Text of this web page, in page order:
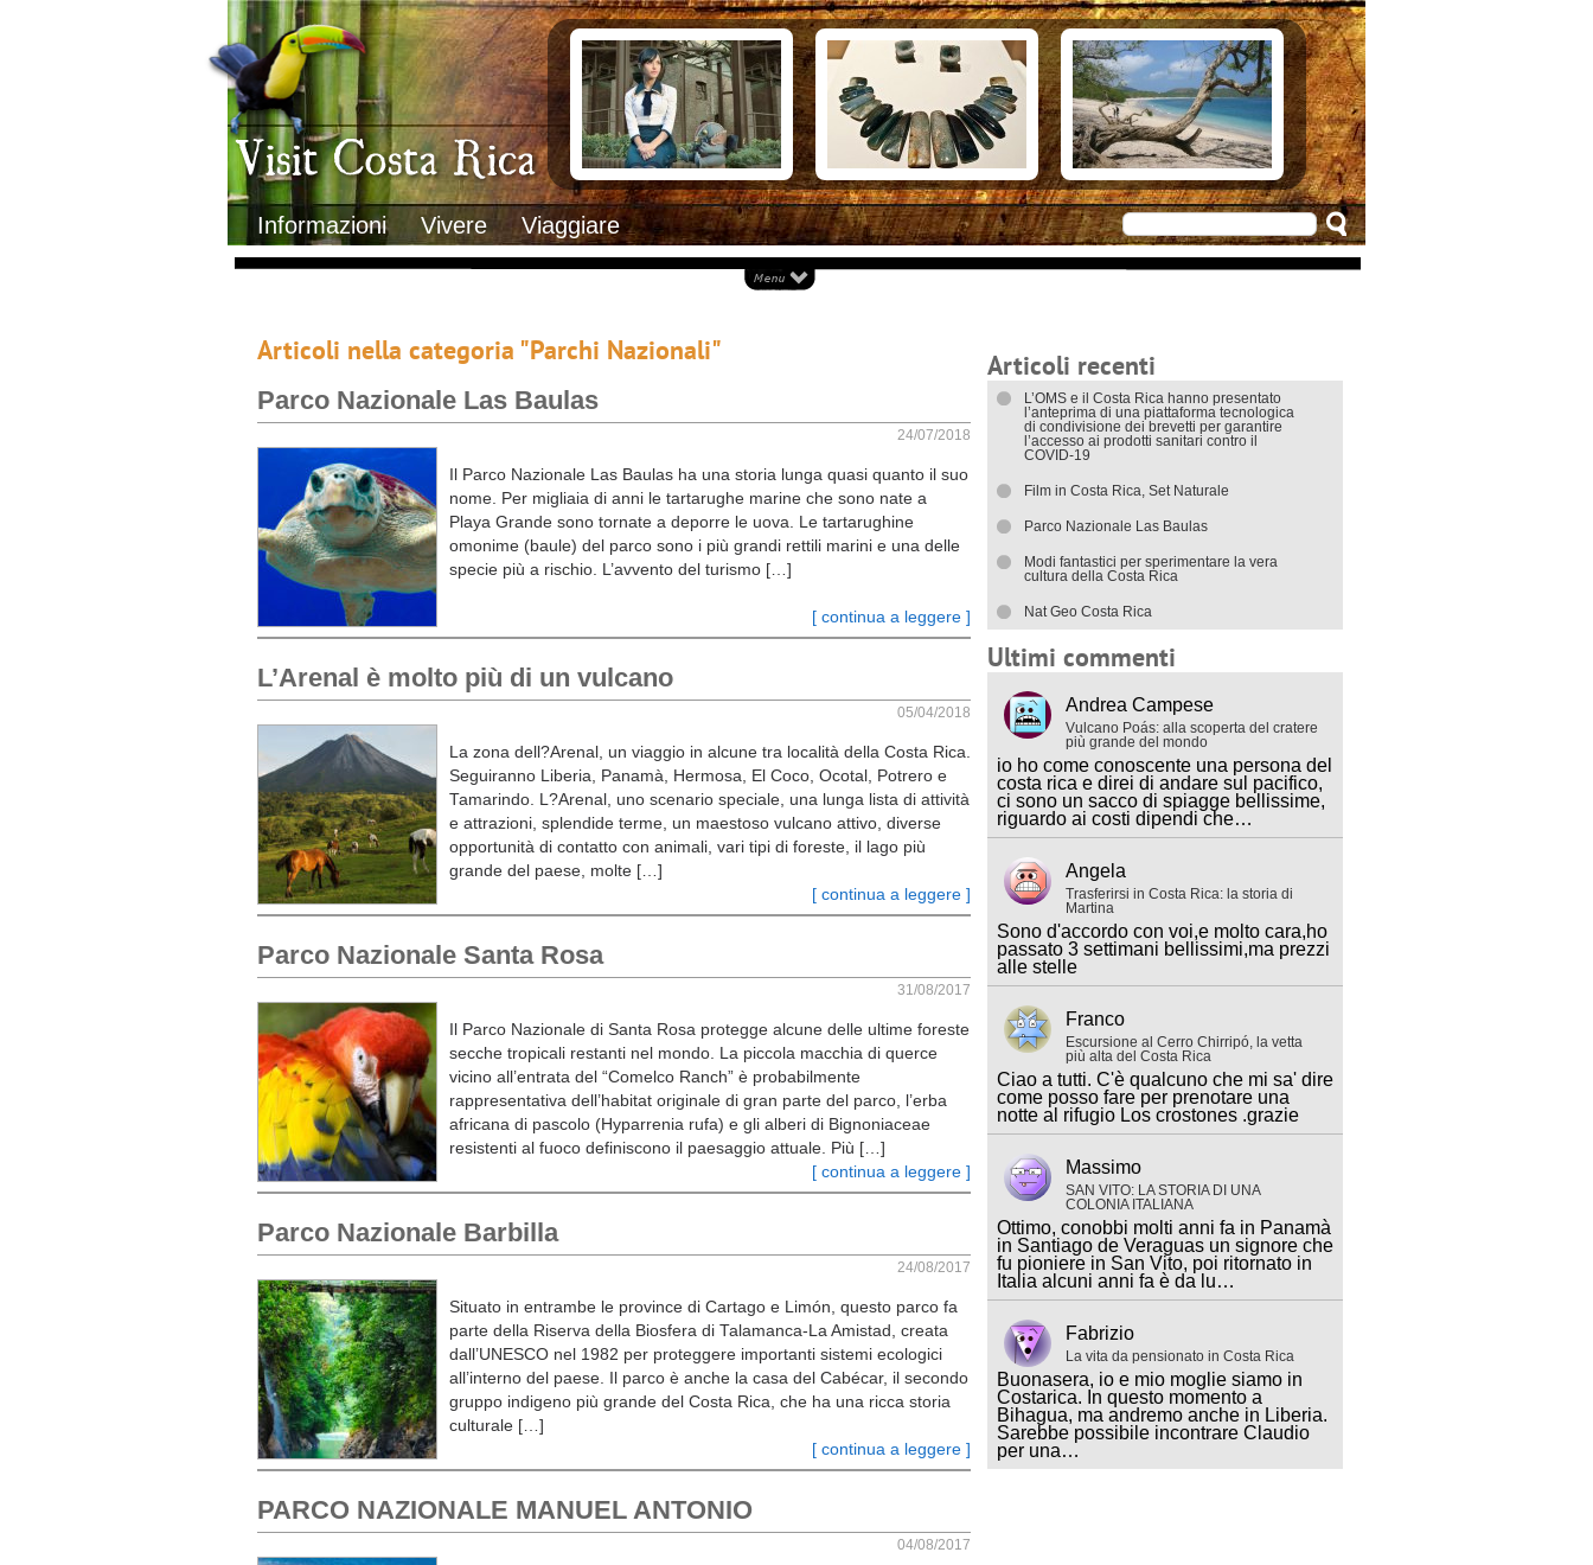
Visit Costa Rica
Informazioni Vivere Viaggiare
Clima
Geografia
Informazioni Geografiche
Letteratura e cultura
Gastronomia
Lo sapevi che
Musica
Natura
Storia
Trasporti Interni
Documenti necessari per trasferirsi
Italiani in Costa Rica
L’ambasciata italiana
Opportunità lavorative
Alloggiare in Costarica
Arrivare in Costarica
Cosa vedere
Attrazioni principali
Ecoturismo
Eventi e appuntamenti
Isole
Parchi Nazionali
Spiagge
Documenti di viaggio
I trasporti interni
Articoli nella categoria "Parchi Nazionali"
Parco Nazionale Las Baulas
24/07/2018
[ continua a leggere ]
Il Parco Nazionale Las Baulas ha una storia lunga quasi quanto il suo
nome. Per migliaia di anni le tartarughe marine che sono nate a
Playa Grande sono tornate a deporre le uova. Le tartarughine
omonime (baule) del parco sono i più grandi rettili marini e una delle
specie più a rischio. L’avvento del turismo […]
L’Arenal è molto più di un vulcano
05/04/2018
[ continua a leggere ]
La zona dell?Arenal, un viaggio in alcune tra località della Costa Rica.
Seguiranno Liberia, Panamà, Hermosa, El Coco, Ocotal, Potrero e
Tamarindo. L?Arenal, uno scenario speciale, una lunga lista di attività
e attrazioni, splendide terme, un maestoso vulcano attivo, diverse
opportunità di contatto con animali, vari tipi di foreste, il lago più
grande del paese, molte […]
Parco Nazionale Santa Rosa
31/08/2017
[ continua a leggere ]
Il Parco Nazionale di Santa Rosa protegge alcune delle ultime foreste
secche tropicali restanti nel mondo. La piccola macchia di querce
vicino all’entrata del “Comelco Ranch” è probabilmente
rappresentativa dell’habitat originale di gran parte del parco, l’erba
africana di pascolo (Hyparrenia rufa) e gli alberi di Bignoniaceae
resistenti al fuoco definiscono il paesaggio attuale. Più […]
Parco Nazionale Barbilla
24/08/2017
[ continua a leggere ]
Situato in entrambe le province di Cartago e Limón, questo parco fa
parte della Riserva della Biosfera di Talamanca-La Amistad, creata
dall’UNESCO nel 1982 per proteggere importanti sistemi ecologici
all’interno del paese. Il parco è anche la casa del Cabécar, il secondo
gruppo indigeno più grande del Costa Rica, che ha una ricca storia
culturale […]
PARCO NAZIONALE MANUEL ANTONIO
04/08/2017
Articoli recenti
L’OMS e il Costa Rica hanno presentato
l’anteprima di una piattaforma tecnologica
di condivisione dei brevetti per garantire
l’accesso ai prodotti sanitari contro il
COVID-19
Film in Costa Rica, Set Naturale
Parco Nazionale Las Baulas
Modi fantastici per sperimentare la vera
cultura della Costa Rica
Nat Geo Costa Rica
Ultimi commenti
Andrea Campese
Vulcano Poás: alla scoperta del cratere
più grande del mondo
io ho come conoscente una persona del
costa rica e direi di andare sul pacifico,
ci sono un sacco di spiagge bellissime,
riguardo ai costi dipendi che…
Angela
Trasferirsi in Costa Rica: la storia di
Martina
Sono d'accordo con voi,e molto cara,ho
passato 3 settimani bellissimi,ma prezzi
alle stelle
Franco
Escursione al Cerro Chirripó, la vetta
più alta del Costa Rica
Ciao a tutti. C'è qualcuno che mi sa' dire
come posso fare per prenotare una
notte al rifugio Los crostones .grazie
Massimo
SAN VITO: LA STORIA DI UNA
COLONIA ITALIANA
Ottimo, conobbi molti anni fa in Panamà
in Santiago de Veraguas un signore che
fu pioniere in San Vito, poi ritornato in
Italia alcuni anni fa è da lu…
Fabrizio
La vita da pensionato in Costa Rica
Buonasera, io e mio moglie siamo in
Costarica. In questo momento a
Bihagua, ma andremo anche in Liberia.
Sarebbe possibile incontrare Claudio
per una…